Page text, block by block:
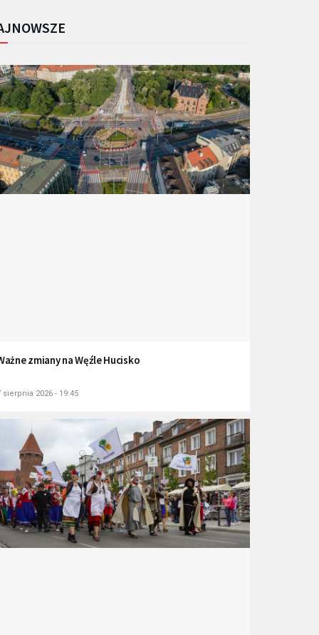
zmiany na Węźle Hucisko
sierpnia 2026 - 19:45